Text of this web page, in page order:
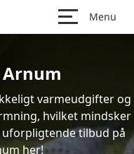
Menu
varmeudgifter og
hvilket mindsker
uforpligtende tilbud på
her!